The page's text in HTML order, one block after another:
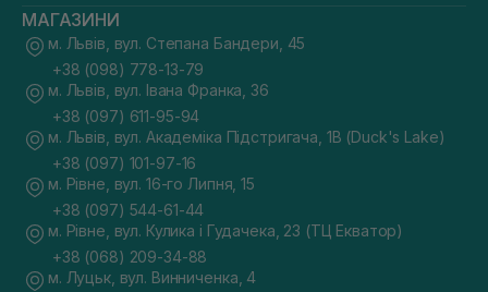
проникненню олії.
Збереження вологи. Не витирайте шкіру насухо — це
допомагає «запечатати» воду в епідермісі та покращує
розподіл засобу.
Нанесення масажними рухами. Розігрійте кілька
крапель у долонях і розподіліть по шкірі плавними
рухами знизу вгору для стимуляції мікроциркуляції.
Дайте продукту повністю ввібратися протягом 5–10
хвилин перед одяганням.
Варто купити олійку для тіла особливо взимку та наносити
регулярно після кожного прийняття душу. Це допомагає
підтримувати еластичність шкіри, посилити бар’єрну
функцію, запобігти сухості та покращити текстуру покриву.
МАГАЗИНИ
м. Львів, вул. Степана Бандери, 45
+38 (098) 778-13-79
м. Львів, вул. Івана Франка, 36
+38 (097) 611-95-94
м. Львів, вул. Академіка Підстригача, 1В (Duck's Lake)
+38 (097) 101-97-16
м. Рівне, вул. 16-го Липня, 15
+38 (097) 544-61-44
м. Рівне, вул. Кулика і Гудачека, 23 (ТЦ Екватор)
+38 (068) 209-34-88
м. Луцьк, вул. Винниченка, 4